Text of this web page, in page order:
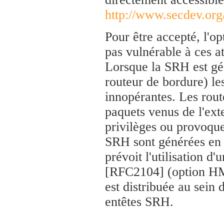
http://
Pour être accepté,
pas vulnérable à ces
Lorsque la SRH est
routeur de bordure)
innopérantes. Les
paquets venus de
privilèges ou
SRH sont générées
prévoit l'utilisation
[RFC2104] (option
est distribuée au sein
entêtes SRH.